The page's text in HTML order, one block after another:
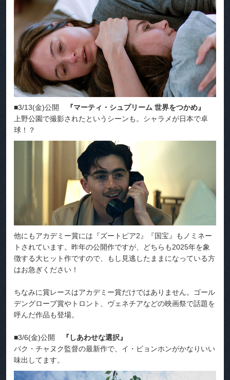
■3/13(金)公開
『マーティ・シュプリーム 世界をつかめ』
上野公園で撮影されたというシーンも。シャラメが日本で卓
球！？
他にもアカデミー賞には『ズートピア2』『国宝』もノミネー
トされています。昨年の公開作ですが、どちらも2025年を象
徴する大ヒット作ですので、もし見逃したままになっている方
はお急ぎください！
ちなみに賞レースはアカデミー賞だけではありません。ゴール
デングローブ賞やトロント、ヴェネチアなどの映画祭で話題を
呼んだ作品も登場。
■3/6(金)公開
『しあわせな選択』
パク・チャヌク監督の最新作で、イ・ビョンホンがかなりいい
味出してます。